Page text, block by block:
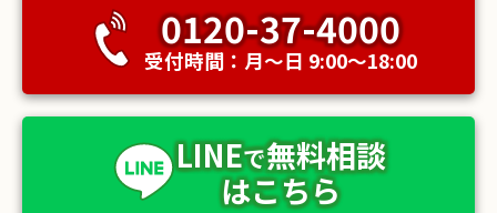
0120-37-4000
受付時間：月〜日 9:00〜18:00
LINEで無料相談
はこちら